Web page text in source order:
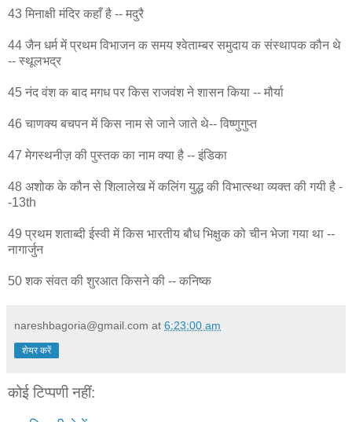
43 मिनाक्षी मंदिर कहाँ है -- मदुरै
44 जैन धर्म में प्रथम विभाजन क समय श्वेताम्बर समुदाय क संस्थापक कौन थे
-- स्थूलभद्र
45 नंद वंश क बाद मगध पर किस राजवंश ने शासन किया -- मौर्या
46 चाणक्य बचपन में किस नाम से जाने जाते थे-- विष्णुगुप्त
47 मेगस्थनीज़ की पुस्तक का नाम क्या है -- इंडिका
48 अशोक के कौन से शिलालेख में कलिंग युद्ध की विभात्स्था व्यक्त की गयी है -
-13th
49 प्रथम शताब्दी ईस्वी में किस भारतीय बौध भिक्षुक को चीन भेजा गया था --
नागार्जुन
50 शक संवत की शुरआत किसने की -- कनिष्क
nareshbagoria@gmail.com at 6:23:00 am
शेयर करें
कोई टिप्पणी नहीं: